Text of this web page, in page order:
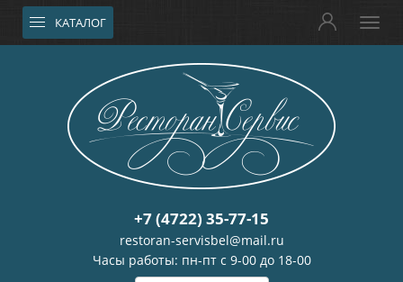
КАТАЛОГ
+7 (4722) 35-77-15
restoran-servisbel@mail.ru
Часы работы: пн-пт с 9-00 до 18-00